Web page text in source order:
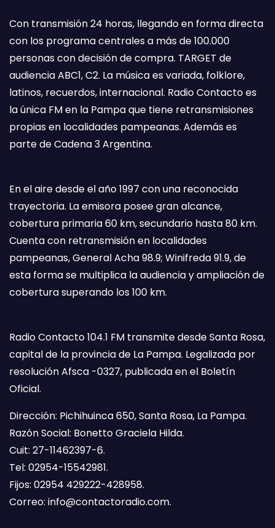
Con transmisión 24 horas, llegando en forma directa
con los programa centrales a más de 100.000
personas con decisión de compra. TARGET de
audiencia ABC1, C2. La música es variada, folklore,
latinos, recuerdos, internacional. Radio Contacto es
la única FM en la Pampa que tiene retransmisiones
propias en localidades pampeanas. Además es
parte de Cadena 3 Argentina.
En el aire desde el año 1997 con una reconocida
trayectoria. La emisora posee gran alcance,
cobertura primaria 60 km, secundario hasta 80 km.
Cuenta con retransmisión en localidades
pampeanas, General Acha 98.9; Winifreda 91.9, de
esta forma se multiplica la audiencia y ampliación de
cobertura superando los 100 km.
Radio Contacto 104.1 FM transmite desde Santa Rosa,
capital de la provincia de La Pampa. Legalizada por
resolución Afsca -0327, publicada en el Boletín
Oficial.
Dirección: Pichihuinca 650, Santa Rosa, La Pampa.
Razón Social: Bonetto Graciela Hilda.
Cuit: 27-11462397-6.
Tel: 02954-15542981.
Fijos: 02954 429222-428958.
Correo: info@contactoradio.com.